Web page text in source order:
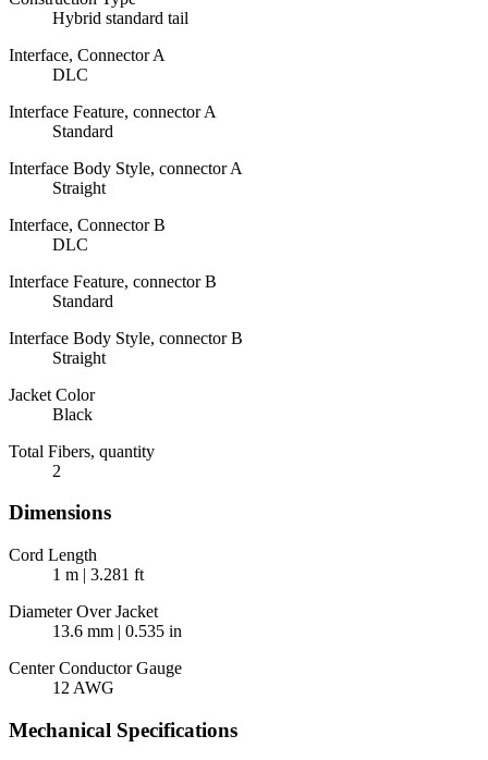
Hybrid standard tail
Interface, Connector A
DLC
Interface Feature, connector A
Standard
Interface Body Style, connector A
Straight
Interface, Connector B
DLC
Interface Feature, connector B
Standard
Interface Body Style, connector B
Straight
Jacket Color
Black
Total Fibers, quantity
2
Dimensions
Cord Length
1 m | 3.281 ft
Diameter Over Jacket
13.6 mm | 0.535 in
Center Conductor Gauge
12 AWG
Mechanical Specifications